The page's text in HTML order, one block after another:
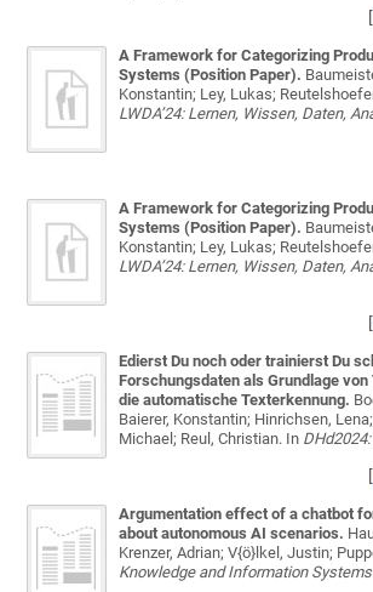
[
A Framework for Categorizing
Systems (Position Paper).
Konstantin; Ley, Lukas;
LWDA’24: Lernen, Wissen, Daten,
A Framework for Categorizing
Systems (Position Paper).
Konstantin; Ley, Lukas;
LWDA’24: Lernen, Wissen, Daten,
[
Edierst Du noch oder trainierst Du
Forschungsdaten als Grundlage
die automatische Texterkennung.
Baierer, Konstantin; Hinrichsen,
Michael; Reul, Christian. In
[
Argumentation effect of a chatbot
about autonomous AI scenarios.
Krenzer, Adrian; V{ö}lkel, Justin;
Knowledge and Information Systems